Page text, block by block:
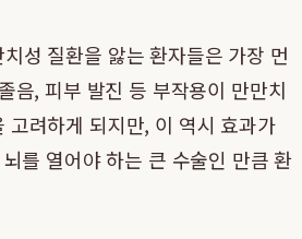
성 질환을 앓는 환자들은 가장 먼
음, 피부 발진 등 부작용이 만만치
려하게 되지만, 이 역시 효과가
를 열어야 하는 큰 수술인 만큼 환